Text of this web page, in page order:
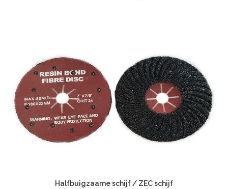
Halfbuigzaame schijf / ZEC schijf